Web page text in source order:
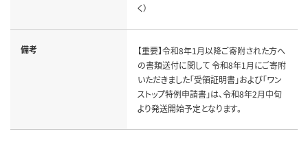
く）
備考
【重要】令和8年1月以降ご寄附された方へ
の書類送付に関して 令和8年1月にご寄附
いただきました「受領証明書」および「ワン
ストップ特例申請書」は、令和8年2月中旬
より発送開始予定となります。